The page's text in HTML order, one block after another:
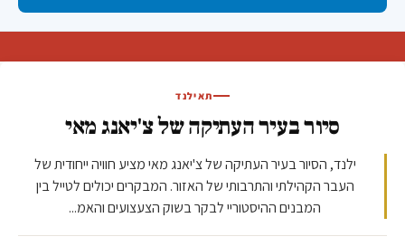
תאילנד
סיור בעיר העתיקה של צ'יאנג מאי
ילנד, הסיור בעיר העתיקה של צ'יאנג מאי מציע חוויה ייחודית של
העבר הקהילתי והתרבותי של האזור. המבקרים יכולים לטייל בין
המבנים ההיסטוריי לבקר בשוק הצעצועים והאמ...